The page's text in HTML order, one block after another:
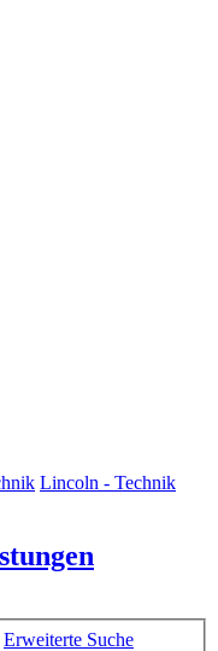
Lincoln - Technik
Erweiterte Suche